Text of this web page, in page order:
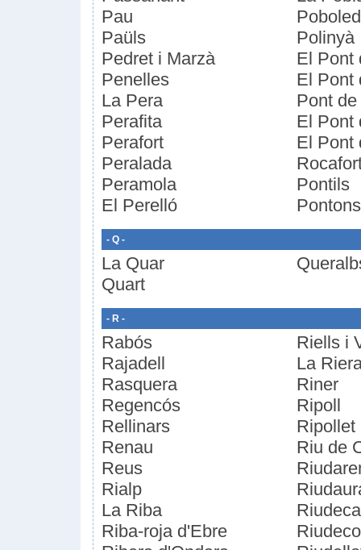
Pau
Paüls
Pedret i Marzà
Penelles
La Pera
Perafita
Perafort
Peralada
Peramola
El Perelló
Polinyà
El Pont
El Pont
Pont
El Pont
El Pont
Pontils
Pontons
- Q -
La Quar
Quart
- R -
Rabós
Rajadell
Rasquera
Regencós
Rellinars
Renau
Reus
Rialp
La Riba
Riba-roja d'Ebre
Riells i
La
Riner
Ripoll
Ripollet
Riu de